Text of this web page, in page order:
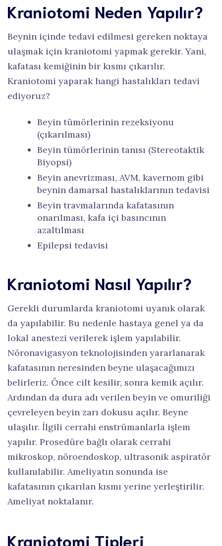
Kraniotomi Neden Yapılır?
Beynin içinde tedavi edilmesi gereken noktaya
ulaşmak için kraniotomi yapmak gerekir. Yani,
kafatası kemiğinin bir kısmı çıkarılır.
Kraniotomi yaparak hangi hastalıkları tedavi
ediyoruz?
Beyin tümörlerinin rezeksiyonu
(çıkarılması)
Beyin tümörlerinin tanısı (Stereotaktik
Biyopsi)
Beyin anevrizması, AVM, kavernom gibi
beynin damarsal hastalıklarının tedavisi
Beyin travmalarında kafatasının
onarılması, kafa içi basıncının
azaltılması
Epilepsi tedavisi
Kraniotomi Nasıl Yapılır?
Gerekli durumlarda kraniotomi uyanık olarak
da yapılabilir. Bu nedenle hastaya genel ya da
lokal anestezi verilerek işlem yapılabilir.
Nöronavigasyon teknolojisinden yararlanarak
kafatasının neresinden beyne ulaşacağımızı
belirleriz. Önce cilt kesilir, sonra kemik açılır.
Ardından da dura adı verilen beyin ve omuriliği
çevreleyen beyin zarı dokusu açılır. Beyne
ulaşılır. İlgili cerrahi enstrümanlarla işlem
yapılır. Prosedüre bağlı olarak cerrahi
mikroskop, nöroendoskop, ultrasonik aspiratör
kullanılabilir. Ameliyatın sonunda ise
kafatasının çıkarılan kısmı yerine yerleştirilir.
Ameliyat noktalanır.
Kraniotomi Tipleri